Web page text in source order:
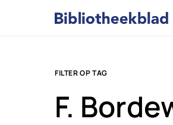
FILTER OP TAG
F.